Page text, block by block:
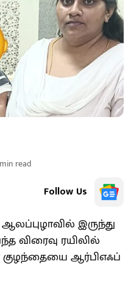
min read
Follow Us
இருந்து
விரைவு ரயிலில்
ஆர்பிஎஃப்